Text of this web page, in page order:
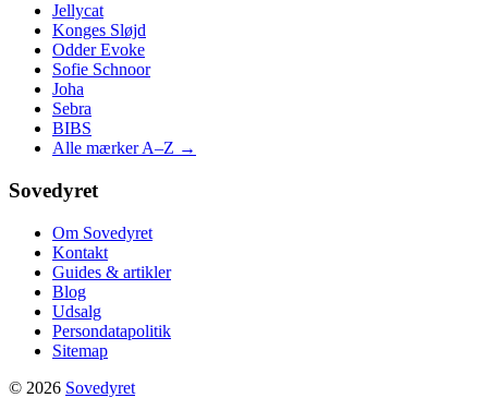
Jellycat
Konges Sløjd
Odder Evoke
Sofie Schnoor
Joha
Sebra
BIBS
Alle mærker A–Z →
Sovedyret
Om Sovedyret
Kontakt
Guides & artikler
Blog
Udsalg
Persondatapolitik
Sitemap
© 2026 Sovedyret